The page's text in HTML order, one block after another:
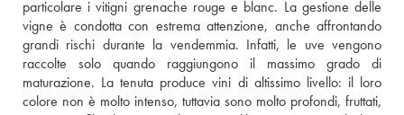
particolare i vitigni grenache rouge e blanc. La gestione delle
vigne è condotta con estrema attenzione, anche affrontando
grandi rischi durante la vendemmia. Infatti, le uve vengono
raccolte solo quando raggiungono il massimo grado di
maturazione. La tenuta produce vini di altissimo livello: il loro
colore non è molto intenso, tuttavia sono molto profondi, fruttati,